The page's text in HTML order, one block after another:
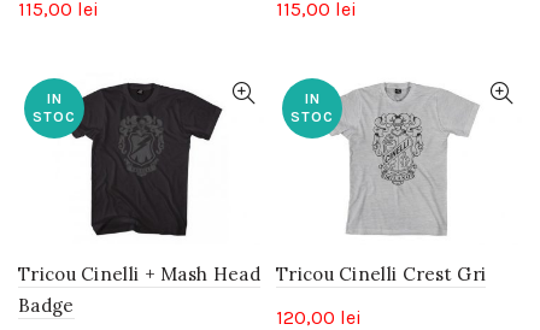
115,00 lei 115,00 lei
IN
STOC
Tricou Cinelli + Mash Head
Badge
IN
STOC
Tricou Cinelli Crest Gri
120,00 lei